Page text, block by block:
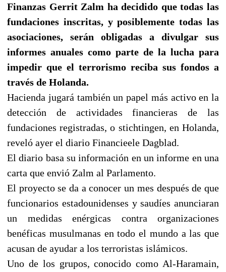
Finanzas Gerrit Zalm ha decidido que todas las
fundaciones inscritas, y posiblemente todas las
asociaciones, serán obligadas a divulgar sus
informes anuales como parte de la lucha para
impedir que el terrorismo reciba sus fondos a
través de Holanda.
Hacienda jugará también un papel más activo en la
detección de actividades financieras de las
fundaciones registradas, o stichtingen, en Holanda,
reveló ayer el diario Financieele Dagblad.
El diario basa su información en un informe en una
carta que envió Zalm al Parlamento.
El proyecto se da a conocer un mes después de que
funcionarios estadounidenses y saudíes anunciaran
un medidas enérgicas contra organizaciones
benéficas musulmanas en todo el mundo a las que
acusan de ayudar a los terroristas islámicos.
Uno de los grupos, conocido como Al-Haramain,